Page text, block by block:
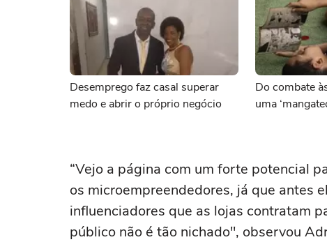
Desemprego faz casal superar
medo e abrir o próprio negócio
Do combate
uma
“Vejo a página com um forte potencial
os microempreendedores, já que antes
influenciadores que as lojas contratam
público não é tão nichado", observou